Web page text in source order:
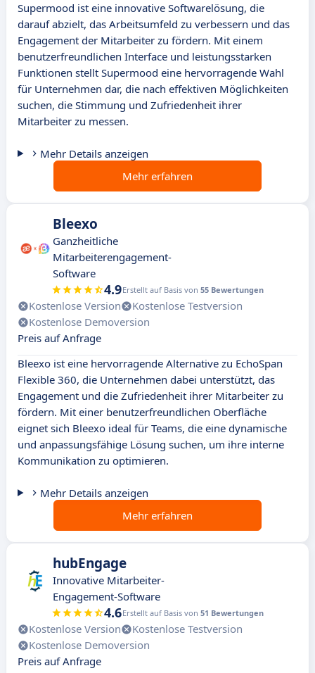
Supermood ist eine innovative Softwarelösung, die
darauf abzielt, das Arbeitsumfeld zu verbessern und das
Engagement der Mitarbeiter zu fördern. Mit einem
benutzerfreundlichen Interface und leistungsstarken
Funktionen stellt Supermood eine hervorragende Wahl
für Unternehmen dar, die nach effektiven Möglichkeiten
suchen, die Stimmung und Zufriedenheit ihrer
Mitarbeiter zu messen.
Mehr Details anzeigen
Mehr erfahren
Bleexo
Ganzheitliche
Mitarbeiterengagement-
Software
4.9Erstellt auf Basis von 55 Bewertungen
Kostenlose Version
Kostenlose Testversion
Kostenlose Demoversion
Preis auf Anfrage
Bleexo ist eine hervorragende Alternative zu EchoSpan
Flexible 360, die Unternehmen dabei unterstützt, das
Engagement und die Zufriedenheit ihrer Mitarbeiter zu
fördern. Mit einer benutzerfreundlichen Oberfläche
eignet sich Bleexo ideal für Teams, die eine dynamische
und anpassungsfähige Lösung suchen, um ihre interne
Kommunikation zu optimieren.
Mehr Details anzeigen
Mehr erfahren
hubEngage
Innovative Mitarbeiter-
Engagement-Software
4.6Erstellt auf Basis von 51 Bewertungen
Kostenlose Version
Kostenlose Testversion
Kostenlose Demoversion
Preis auf Anfrage